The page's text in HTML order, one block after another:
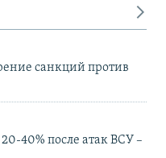
санкций против
40% после атак ВСУ –